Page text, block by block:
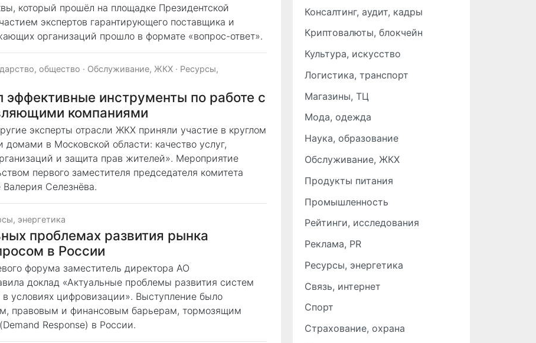
который прошёл на площадке Президентской
экспертов гарантирующего поставщика и
организаций прошло в формате «вопрос-ответ».
общество · Обслуживание, ЖКХ · Ресурсы,
инструменты по работе с
компаниями
эксперты отрасли ЖКХ приняли участие в круглом
в Московской области: качество услуг,
и защита прав жителей». Мероприятие
первого заместителя председателя комитета
Селезнёва.
энергетика
проблемах развития рынка
в России
форума заместитель директора АО
доклад «Актуальные проблемы развития систем
в условиях цифровизации». Выступление было
правовым и финансовым барьерам, тормозящим
Response) в России.
Консалтинг, аудит, кадры
Криптовалюты, блокчейн
Культура, искусство
Логистика, транспорт
Магазины, ТЦ
Мода, одежда
Наука, образование
Обслуживание, ЖКХ
Продукты питания
Промышленность
Рейтинги, исследования
Реклама, PR
Ресурсы, энергетика
Связь, интернет
Спорт
Страхование, охрана